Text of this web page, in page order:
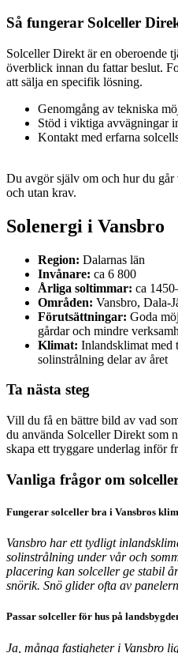
Så fungerar Solceller
Solceller Direkt är en oberoende
överblick innan du fattar beslut.
att sälja en specifik lösning.
Genomgång av tekniska
Stöd i viktiga avvägningar
Kontakt med erfarna
Du avgör själv om och hur du går
och utan krav.
Solenergi i Vansbro
Region: Dalarnas län
Invånare: ca 6 800
Årliga soltimmar: ca
Områden: Vansbro, Dala-
Förutsättningar: Goda
gårdar och mindre
Klimat: Inlandsklimat med
solinstrålning delar av året
Ta nästa steg
Vill du få en bättre bild av vad
du använda Solceller Direkt som
skapa ett tryggare underlag inför
Vanliga frågor om
Fungerar solceller bra i Vansbros
Vansbro har ett tydligt
solinstrålning under vår och
placering kan solceller ge stabil
snörik. Snö glider ofta av
Passar solceller för hus på
Ja, många fastigheter i Vansbro